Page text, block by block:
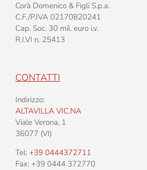
Corà Domenico & Figli S.p.a.
C.F./P.IVA 02170820241
Cap. Soc. 30 mil. euro i.v.
R.I.VI n. 25413
CONTATTI
Indirizzo:
ALTAVILLA VIC.NA
Viale Verona, 1
36077 (VI)
Tel: +39 0444372711
Fax: +39 0444 372770